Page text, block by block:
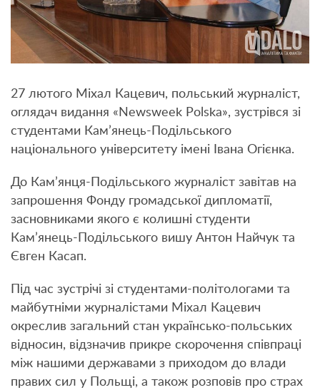
27 лютого Міхал Кацевич, польський журналіст,
оглядач видання «Newsweek Polska», зустрівся зі
студентами Кам’янець-Подільського
національного університету імені Івана Огієнка.
До Кам’янця-Подільського журналіст завітав на
запрошення Фонду громадської дипломатії,
засновниками якого є колишні студенти
Кам’янець-Подільського вишу Антон Найчук та
Євген Касап.
Під час зустрічі зі студентами-політологами та
майбутніми журналістами Міхал Кацевич
окреслив загальний стан українсько-польських
відносин, відзначив прикре скорочення співпраці
між нашими державами з приходом до влади
правих сил у Польщі, а також розповів про страх